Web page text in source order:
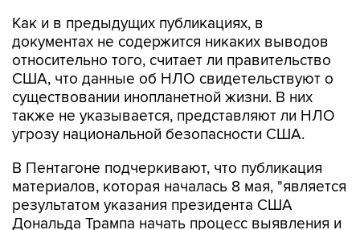
Как и в предыдущих публикациях, в
документах не содержится никаких выводов
относительно того, считает ли правительство
США, что данные об НЛО свидетельствуют о
существовании инопланетной жизни. В них
также не указывается, представляют ли НЛО
угрозу национальной безопасности США.
В Пентагоне подчеркивают, что публикация
материалов, которая началась 8 мая, "является
результатом указания президента США
Дональда Трампа начать процесс выявления и